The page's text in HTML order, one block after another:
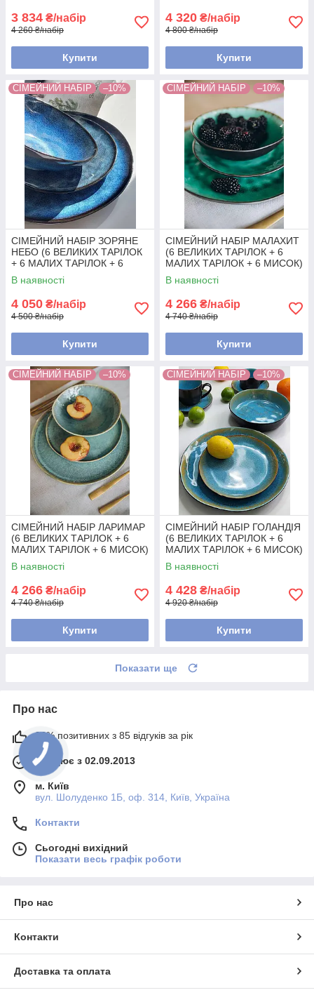
3 834 ₴/набір
4 260 ₴/набір
Купити
4 320 ₴/набір
4 800 ₴/набір
Купити
СІМЕЙНИЙ НАБІР –10%
СІМЕЙНИЙ НАБІР ЗОРЯНЕ
НЕБО (6 ВЕЛИКИХ ТАРІЛОК
+ 6 МАЛИХ ТАРІЛОК + 6
МИСОК)
В наявності
4 050 ₴/набір
4 500 ₴/набір
Купити
СІМЕЙНИЙ НАБІР –10%
СІМЕЙНИЙ НАБІР МАЛАХИТ
(6 ВЕЛИКИХ ТАРІЛОК + 6
МАЛИХ ТАРІЛОК + 6 МИСОК)
В наявності
4 266 ₴/набір
4 740 ₴/набір
Купити
СІМЕЙНИЙ НАБІР –10%
СІМЕЙНИЙ НАБІР ЛАРИМАР
(6 ВЕЛИКИХ ТАРІЛОК + 6
МАЛИХ ТАРІЛОК + 6 МИСОК)
В наявності
4 266 ₴/набір
4 740 ₴/набір
Купити
СІМЕЙНИЙ НАБІР –10%
СІМЕЙНИЙ НАБІР ГОЛАНДІЯ
(6 ВЕЛИКИХ ТАРІЛОК + 6
МАЛИХ ТАРІЛОК + 6 МИСОК)
В наявності
4 428 ₴/набір
4 920 ₴/набір
Купити
Показати ще
Про нас
96% позитивних з 85 відгуків за рік
Працює з 02.09.2013
м. Київ
вул. Шолуденко 1Б, оф. 314, Київ, Україна
Контакти
Сьогодні вихідний
Показати весь графік роботи
Про нас
Контакти
Доставка та оплата